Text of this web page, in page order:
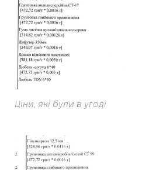
Ціни, які були в угоді